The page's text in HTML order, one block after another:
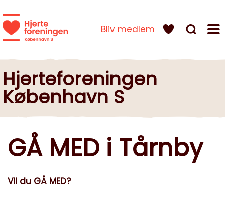
Bliv medlem
Hjerteforeningen
København S
GÅ MED i Tårnby
Vil du GÅ MED?